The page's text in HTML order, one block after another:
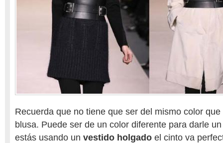
Recuerda que no tiene que ser del mismo color
blusa. Puede ser de un color diferente para darle un
estás usando un vestido holgado el cinto va